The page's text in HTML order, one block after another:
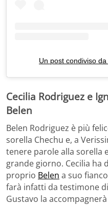
Un post condiviso
Cecilia Rodriguez e
Belen
Belen Rodriguez è più
sorella Chechu e, a
tenere parole alla sorella
grande giorno. Cecilia ha
proprio Belen a suo
farà infatti da testimone
Gustavo la accompagnerà